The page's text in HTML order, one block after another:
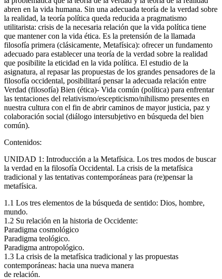
abren en la vida humana. Sin una adecuada teoría de la verdad sobre
la realidad, la teoría política queda reducida a pragmatismo
utilitarista: crisis de la necesaria relación que la vida política tiene
que mantener con la vida ética. Es la pretensión de la llamada
filosofía primera (clásicamente, Metafísica): ofrecer un fundamento
adecuado para establecer una teoría de la verdad sobre la realidad
que posibilite la eticidad en la vida política. El estudio de la
asignatura, al repasar las propuestas de los grandes pensadores de la
filosofía occidental, posibilitará pensar la adecuada relación entre
Verdad (filosofía) Bien (ética)- Vida común (política) para enfrentar
las tentaciones del relativismo/escepticismo/nihilismo presentes en
nuestra cultura con el fin de abrir caminos de mayor justicia, paz y
colaboración social (diálogo intersubjetivo en búsqueda del bien
común).
Contenidos:
UNIDAD 1: Introducción a la Metafísica. Los tres modos de buscar
la verdad en la filosofía Occidental. La crisis de la metafísica
tradicional y las tentativas contemporáneas para (re)pensar la
metafísica.
1.1 Los tres elementos de la búsqueda de sentido: Dios, hombre,
mundo.
1.2 Su relación en la historia de Occidente:
Paradigma cosmológico
Paradigma teológico.
Paradigma antropológico.
1.3 La crisis de la metafísica tradicional y las propuestas
contemporáneas: hacia una nueva manera
de relación.